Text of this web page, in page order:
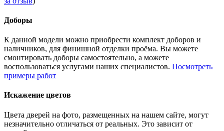
Доборы
К данной модели можно приобрести комплект доборов и
наличников, для финишной отделки проёма. Вы можете
смонтировать доборы самостоятельно, а можете
воспользоваться услугами наших специалистов. Посмотреть
примеры работ
Искажение цветов
Цвета дверей на фото, размещенных на нашем сайте, могут
незначительно отличаться от реальных. Это зависит от